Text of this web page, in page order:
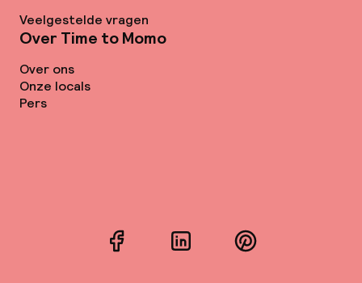
Veelgestelde vragen
Over Time to Momo
Over ons
Onze locals
Pers
FacebookLinkedInPinterest